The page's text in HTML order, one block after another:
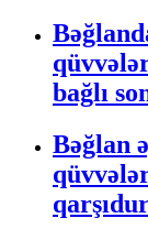
bağlı
Bəğlan